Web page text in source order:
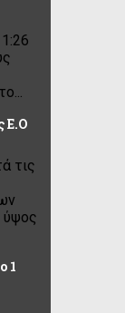
Ε.Ο
τις
ύψος
1